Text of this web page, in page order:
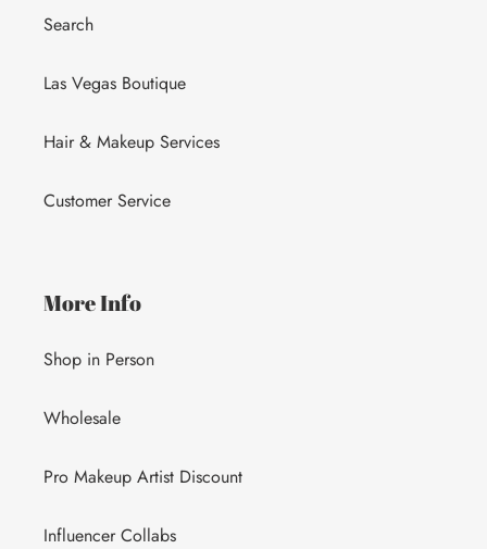
Search
Las Vegas Boutique
Hair & Makeup Services
Customer Service
More Info
Shop in Person
Wholesale
Pro Makeup Artist Discount
Influencer Collabs